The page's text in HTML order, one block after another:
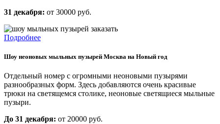
31 декабря: от 30000 руб.
Подробнее
Шоу неоновых мыльных пузырей Москва на Новый год
Отдельный номер с огромными неоновыми пузырями
разнообразных форм. Здесь добавляются очень красивые
трюки на светящемся столике, неоновые светящиеся мыльные
пузыри.
До 31 декабря: от 20000 руб.